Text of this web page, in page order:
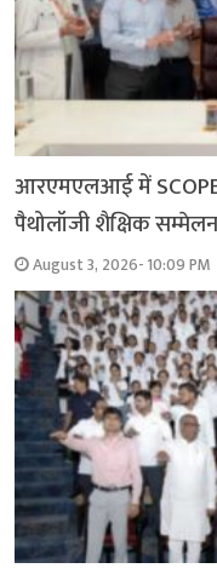
आरएमएलआई में SCOPE
पैथोलॉजी शैक्षिक
August 3, 2026- 10:09 PM